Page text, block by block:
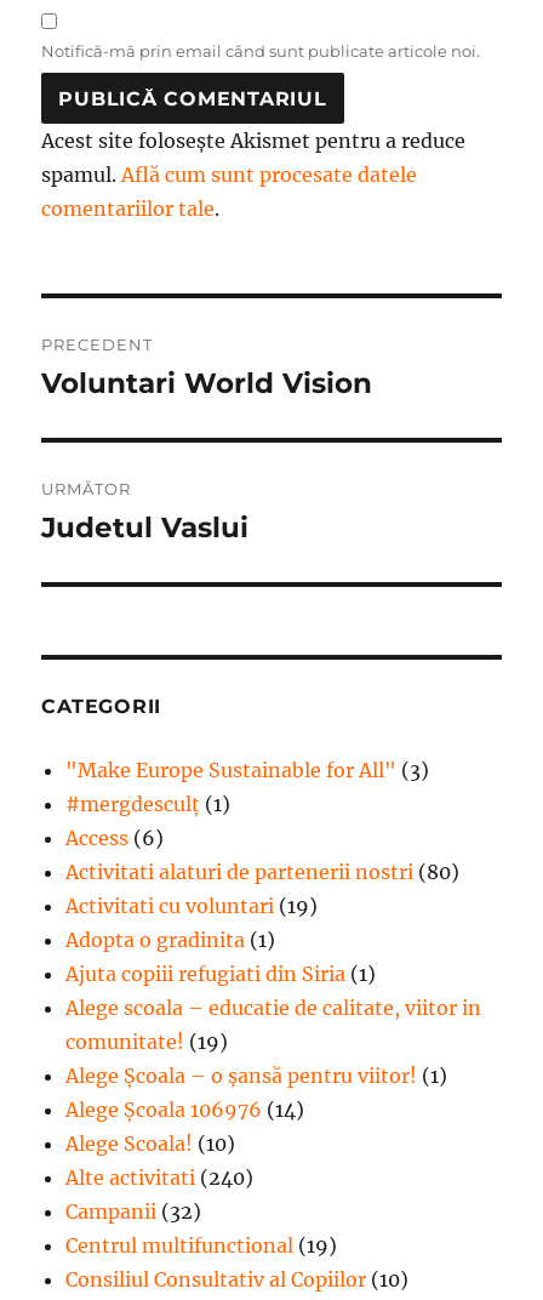
Notifică-mă prin email când sunt publicate articole noi.
Acest site folosește Akismet pentru a reduce
spamul.Află cum sunt procesate datele
comentariilor tale.
în
PRECEDENT
Articolul
Voluntari World Vision
URMĂTOR
Articolul
Judetul Vaslui
CATEGORII
"Make Europe Sustainable for All" (3)
#mergdesculţ (1)
Access (6)
Activitati alaturi de partenerii nostri (80)
Activitati cu voluntari (19)
Adopta o gradinita (1)
Ajuta copiii refugiati din Siria (1)
Alege scoala – educatie de calitate, viitor in
comunitate! (19)
Alege Şcoala – o şansă pentru viitor! (1)
Alege Școala 106976 (14)
Alege Scoala! (10)
Alte activitati (240)
Campanii (32)
Centrul multifunctional (19)
Consiliul Consultativ al Copiilor (10)